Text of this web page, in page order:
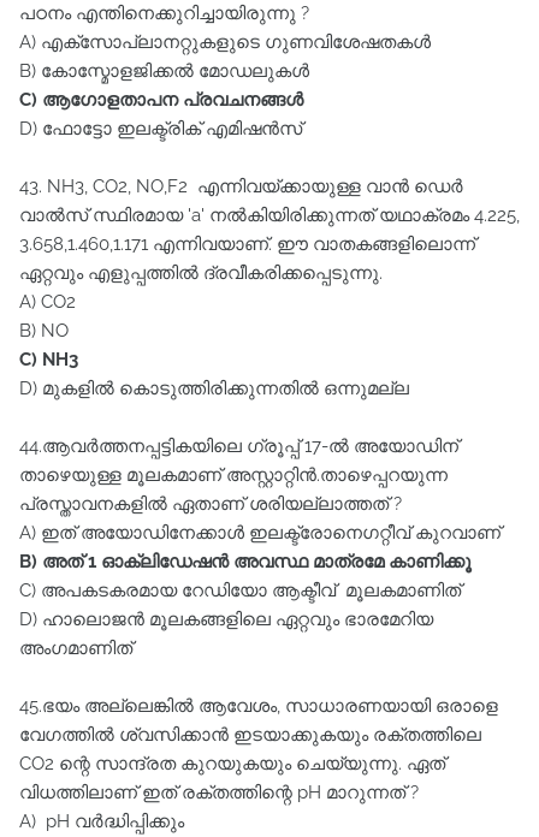
പഠനം എന്തിനെക്കുറിച്ചായിരുന്നു ?
A) എക്സോപ്ലാനറ്റുകളുടെ ഗുണവിശേഷതകൾ
B) കോസ്മോളജിക്കൽ മോഡലുകൾ
C) ആഗോളതാപന പ്രവചനങ്ങൾ
D) ഫോട്ടോ ഇലക്ട്രിക് എമിഷൻസ്‌
43. NH3, CO2, NO,F2 എന്നിവയ്ക്കായുള്ള വാൻ ഡെർ
വാൽസ്‌ സ്ഥിരമായ 'a' നൽകിയിരിക്കുന്നത്‌ യഥാക്രമം 4.225,
3.658,1.460,1.171 എന്നിവയാണ്‌. ഈ വാതകങ്ങളിലൊന്ന്‌
ഏറ്റവും എളുപ്പത്തിൽ ദ്രവീകരിക്കപ്പെടുന്നു.
A) CO2
B) NO
C) NH3
D) മുകളിൽ കൊടുത്തിരിക്കുന്നതിൽ ഒന്നുമല്ല
44.ആവർത്തനപ്പട്ടികയിലെ ഗ്രൂപ്പ്‌ 17-ൽ അയോഡിന്‌
താഴെയുള്ള മൂലകമാണ്‌ അസ്റ്റാറ്റിൻ.താഴെപ്പറയുന്ന
പ്രസ്താവനകളിൽ ഏതാണ്‌ ശരിയല്ലാത്തത്‌ ?
A) ഇത്‌ അയോഡിനേക്കാൾ ഇലക്ട്രോനെഗറ്റീവ്‌ കുറവാണ്‌
B) അത്‌ 1 ഓക്ലിഡേഷൻ അവസ്ഥ മാത്രമേ കാണിക്കൂ
C) അപകടകരമായ റേഡിയോ ആക്ടീവ് മൂലകമാണിത്‌
D) ഹാലൊജൻ മൂലകങ്ങളിലെ ഏറ്റവും ഭാരമേറിയ
അംഗമാണിത്‌
45.ഭയം അല്ലെങ്കിൽ ആവേശം, സാധാരണയായി ഒരാളെ
വേഗത്തിൽ ശ്വസിക്കാൻ ഇടയാക്കുകയും രക്തത്തിലെ
CO2 ന്റെ സാന്ദ്രത കുറയുകയും ചെയ്യുന്നു. ഏത്‌
വിധത്തിലാണ്‌ ഇത്‌ രക്തത്തിന്റെ pH മാറുന്നത്‌ ?
A) pH വർദ്ധിപ്പിക്കും